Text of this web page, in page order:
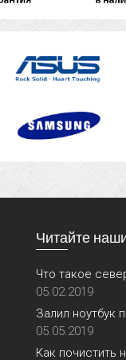
Читайте
Что такое
05.02.2019
Залил ноутбук
05.05.2019
Как почистить